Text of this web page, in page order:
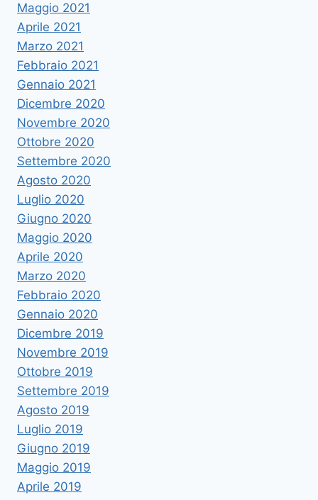
Maggio 2021
Aprile 2021
Marzo 2021
Febbraio 2021
Gennaio 2021
Dicembre 2020
Novembre 2020
Ottobre 2020
Settembre 2020
Agosto 2020
Luglio 2020
Giugno 2020
Maggio 2020
Aprile 2020
Marzo 2020
Febbraio 2020
Gennaio 2020
Dicembre 2019
Novembre 2019
Ottobre 2019
Settembre 2019
Agosto 2019
Luglio 2019
Giugno 2019
Maggio 2019
Aprile 2019